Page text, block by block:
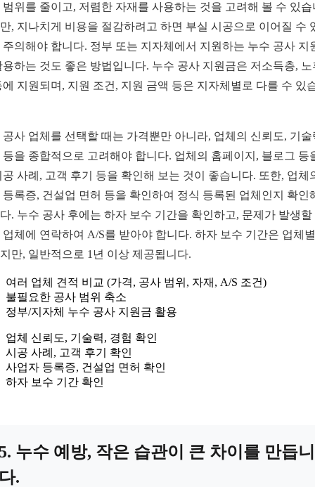
범위를 줄이고, 저렴한 자재를 사용하는 것을 고려해 볼 수 있습
, 지나치게 비용을 절감하려고 하면 부실 시공으로 이어질 수
주의해야 합니다. 정부 또는 지자체에서 지원하는 누수 공사 지
용하는 것도 좋은 방법입니다. 누수 공사 지원금은 저소득층, 노
에 지원되며, 지원 조건, 지원 금액 등은 지자체별로 다를 수 있
공사 업체를 선택할 때는 가격뿐만 아니라, 업체의 신뢰도, 기술
등을 종합적으로 고려해야 합니다. 업체의 홈페이지, 블로그 등
공 사례, 고객 후기 등을 확인해 보는 것이 좋습니다. 또한, 업체
등록증, 건설업 면허 등을 확인하여 정식 등록된 업체인지 확인
. 누수 공사 후에는 하자 보수 기간을 확인하고, 문제가 발생할
업체에 연락하여 A/S를 받아야 합니다. 하자 보수 기간은 업체
만, 일반적으로 1년 이상 제공됩니다.
여러 업체 견적 비교 (가격, 공사 범위, 자재, A/S 조건)
불필요한 공사 범위 축소
정부/지자체 누수 공사 지원금 활용
업체 신뢰도, 기술력, 경험 확인
시공 사례, 고객 후기 확인
사업자 등록증, 건설업 면허 확인
하자 보수 기간 확인
누수 예방, 작은 습관이 큰 차이를 만듭니
.